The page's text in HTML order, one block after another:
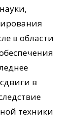
в области
в
техники